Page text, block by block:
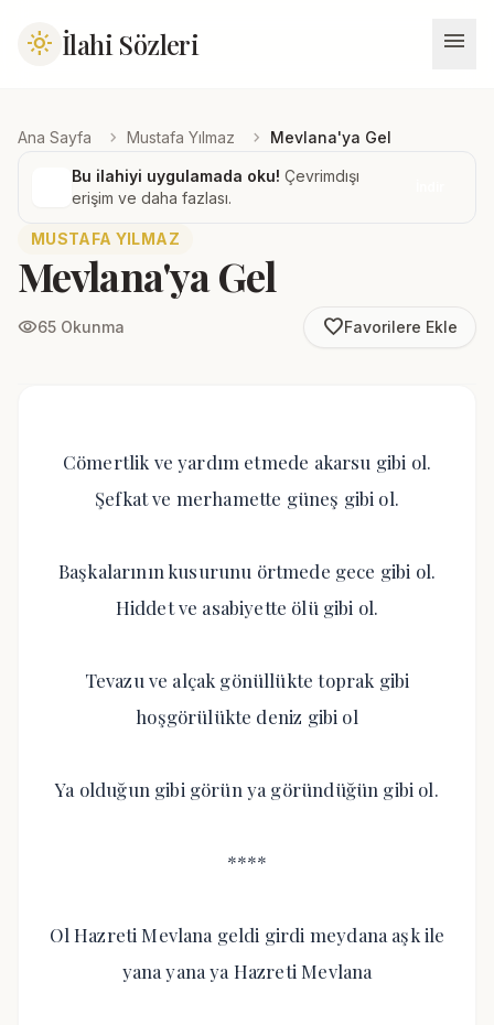
light_mode İlahi Sözleri menu
Ana Sayfa chevron_right Mustafa Yılmaz chevron_right Mevlana'ya Gel
Bu ilahiyi uygulamada oku! Çevrimdışı
erişim ve daha fazlası.
MUSTAFA YILMAZ
Mevlana'ya Gel
visibility65 Okunma favorite_borderFavorilere Ekle
Cömertlik ve yardım etmede akarsu gibi ol.
Şefkat ve merhamette güneş gibi ol.
Başkalarının kusurunu örtmede gece gibi ol.
Hiddet ve asabiyette ölü gibi ol.
Tevazu ve alçak gönüllükte toprak gibi
hoşgörülükte deniz gibi ol
Ya olduğun gibi görün ya göründüğün gibi ol.
****
Ol Hazreti Mevlana geldi girdi meydana aşk ile
yana yana ya Hazreti Mevlana